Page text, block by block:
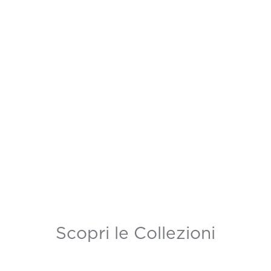
Scopri le Collezioni